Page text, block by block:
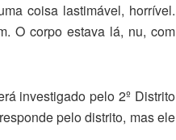
coisa lastimável, horrível.
O corpo estava lá, nu, com
investigado pelo 2º Distrito
pelo distrito, mas ele